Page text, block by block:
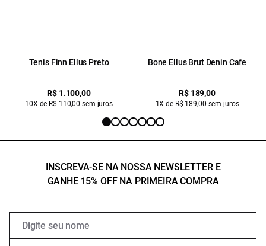
Tenis Finn Ellus Preto
R$ 1.100,00
10X de R$ 110,00 sem juros
Bone Ellus Brut Denin Cafe
R$ 189,00
1X de R$ 189,00 sem juros
INSCREVA-SE NA NOSSA NEWSLETTER E
GANHE 15% OFF NA PRIMEIRA COMPRA